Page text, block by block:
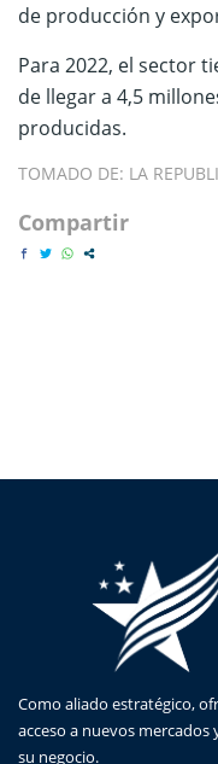
de producción y
Para 2022, el sector
de llegar a 4,5
producidas.
TOMADO DE: LA
Compartir
Como aliado estratégico,
acceso a nuevos
su negocio.